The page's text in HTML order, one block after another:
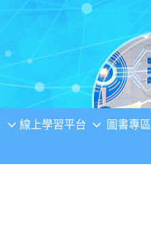
線上學習平台 圖書專區